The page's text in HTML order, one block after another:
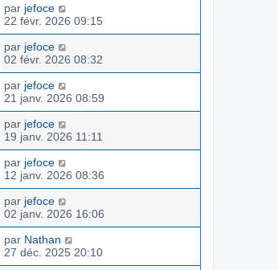
par jefoce
22 févr. 2026 09:15
par jefoce
02 févr. 2026 08:32
par jefoce
21 janv. 2026 08:59
par jefoce
19 janv. 2026 11:11
par jefoce
12 janv. 2026 08:36
par jefoce
02 janv. 2026 16:06
par Nathan
27 déc. 2025 20:10